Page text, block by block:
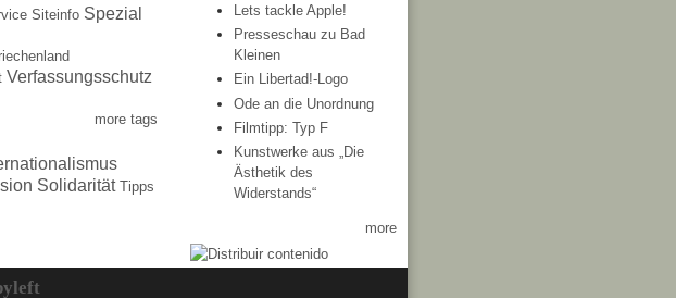
Siteinfo Spezial
Verfassungsschutz
more tags
Solidarität Tipps
Lets tackle Apple!
Presseschau zu Bad
Kleinen
Ein Libertad!-Logo
Ode an die Unordnung
Filmtipp: Typ F
Kunstwerke aus „Die
Ästhetik des
Widerstands“
more